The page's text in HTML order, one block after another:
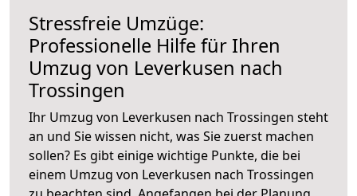
Stressfreie Umzüge:
Professionelle Hilfe für Ihren
Umzug von Leverkusen nach
Trossingen
Ihr Umzug von Leverkusen nach Trossingen steht
an und Sie wissen nicht, was Sie zuerst machen
sollen? Es gibt einige wichtige Punkte, die bei
einem Umzug von Leverkusen nach Trossingen